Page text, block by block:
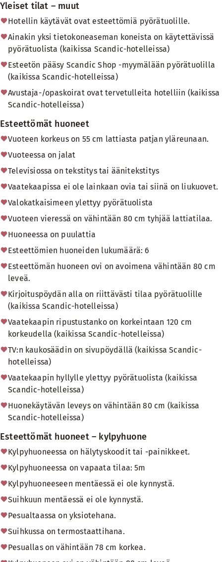
Yleiset tilat – muut
Hotellin käytävät ovat esteettömiä pyörätuolille.
Ainakin yksi tietokoneaseman koneista on käytettävissä
pyörätuolista (kaikissa Scandic-hotelleissa)
Esteetön pääsy Scandic Shop -myymälään pyörätuolilla
(kaikissa Scandic-hotelleissa)
Avustaja-/opaskoirat ovat tervetulleita hotelliin (kaikissa
Scandic-hotelleissa)
Esteettömät huoneet
Vuoteen korkeus on 55 cm lattiasta patjan yläreunaan.
Vuoteessa on jalat
Televisiossa on tekstitys tai äänitekstitys
Vaatekaapissa ei ole lainkaan ovia tai siinä on liukuovet.
Valokatkaisimeen ylettyy pyörätuolista
Vuoteen vieressä on vähintään 80 cm tyhjää lattiatilaa.
Huoneessa on puulattia
Esteettömien huoneiden lukumäärä: 6
Esteettömän huoneen ovi on avoimena vähintään 80 cm
leveä.
Kirjoituspöydän alla on riittävästi tilaa pyörätuolille
(kaikissa Scandic-hotelleissa)
Vaatekaapin ripustustanko on korkeintaan 120 cm
korkeudella (kaikissa Scandic-hotelleissa)
TV:n kaukosäädin on sivupöydällä (kaikissa Scandic-
hotelleissa)
Vaatekaapin hyllylle ylettyy pyörätuolista (kaikissa
Scandic-hotelleissa)
Huonekäytävän leveys on vähintään 80 cm (kaikissa
Scandic-hotelleissa)
Esteettömät huoneet – kylpyhuone
Kylpyhuoneessa on hälytyskoodit tai -painikkeet.
Kylpyhuoneessa on vapaata tilaa: 5m
Kylpyhuoneeseen mentäessä ei ole kynnystä.
Suihkuun mentäessä ei ole kynnystä.
Pesualtaassa on yksiotehana.
Suihkussa on termostaattihana.
Pesuallas on vähintään 78 cm korkea.